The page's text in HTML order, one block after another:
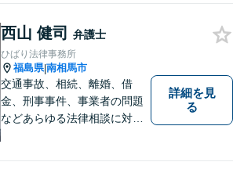
った」と思っていただけるよ
うに全力を尽くしていきま
す。
西山 健司 弁護士
ひばり法律事務所
福島県|南相馬市
交通事故、相続、離婚、借
金、刑事事件、事業者の問題
などあらゆる法律相談に対応
詳細を見
る